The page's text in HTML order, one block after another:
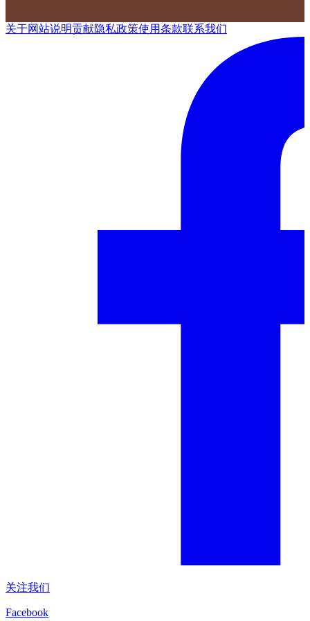
关于网站说明贡献隐私政策使用条款联系我们
关注我们
Facebook